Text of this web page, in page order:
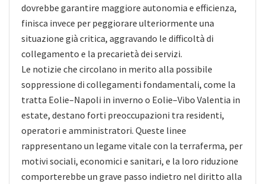
dovrebbe garantire maggiore autonomia e efficienza,
finisca invece per peggiorare ulteriormente una
situazione già critica, aggravando le difficoltà di
collegamento e la precarietà dei servizi.
Le notizie che circolano in merito alla possibile
soppressione di collegamenti fondamentali, come la
tratta Eolie–Napoli in inverno o Eolie–Vibo Valentia in
estate, destano forti preoccupazioni tra residenti,
operatori e amministratori. Queste linee
rappresentano un legame vitale con la terraferma, per
motivi sociali, economici e sanitari, e la loro riduzione
comporterebbe un grave passo indietro nel diritto alla